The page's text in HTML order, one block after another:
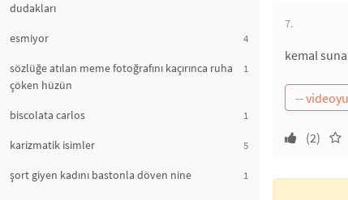
dudakları
esmiyor 4
sözlüğe atılan meme fotoğrafını kaçırınca ruha
çöken hüzün
1
biscolata carlos 1
karizmatik isimler 5
şort giyen kadını bastonla döven nine 1
7.
kemal
(2)